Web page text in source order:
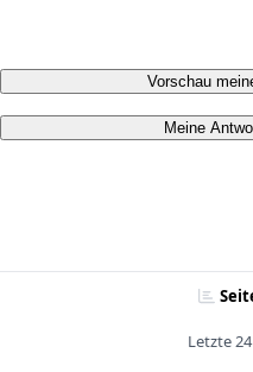
Vorschau
Meine
Letzte